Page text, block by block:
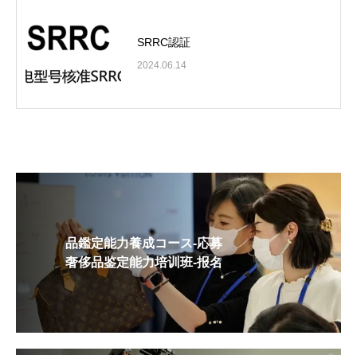
SRRC認証
2024.06.14
品鑑定能力養成コース-応募
奢侈品鉴定能力培训班-报名